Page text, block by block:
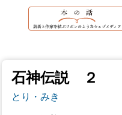
石神伝説 ２
とり・みき